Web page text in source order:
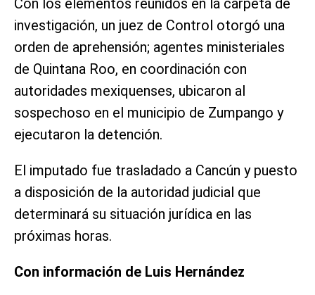
investigación, un juez de Control otorgó una
orden de aprehensión; agentes ministeriales
de Quintana Roo, en coordinación con
autoridades mexiquenses, ubicaron al
sospechoso en el municipio de Zumpango y
ejecutaron la detención.
El imputado fue trasladado a Cancún y puesto
a disposición de la autoridad judicial que
determinará su situación jurídica en las
próximas horas.
Con información de Luis Hernández